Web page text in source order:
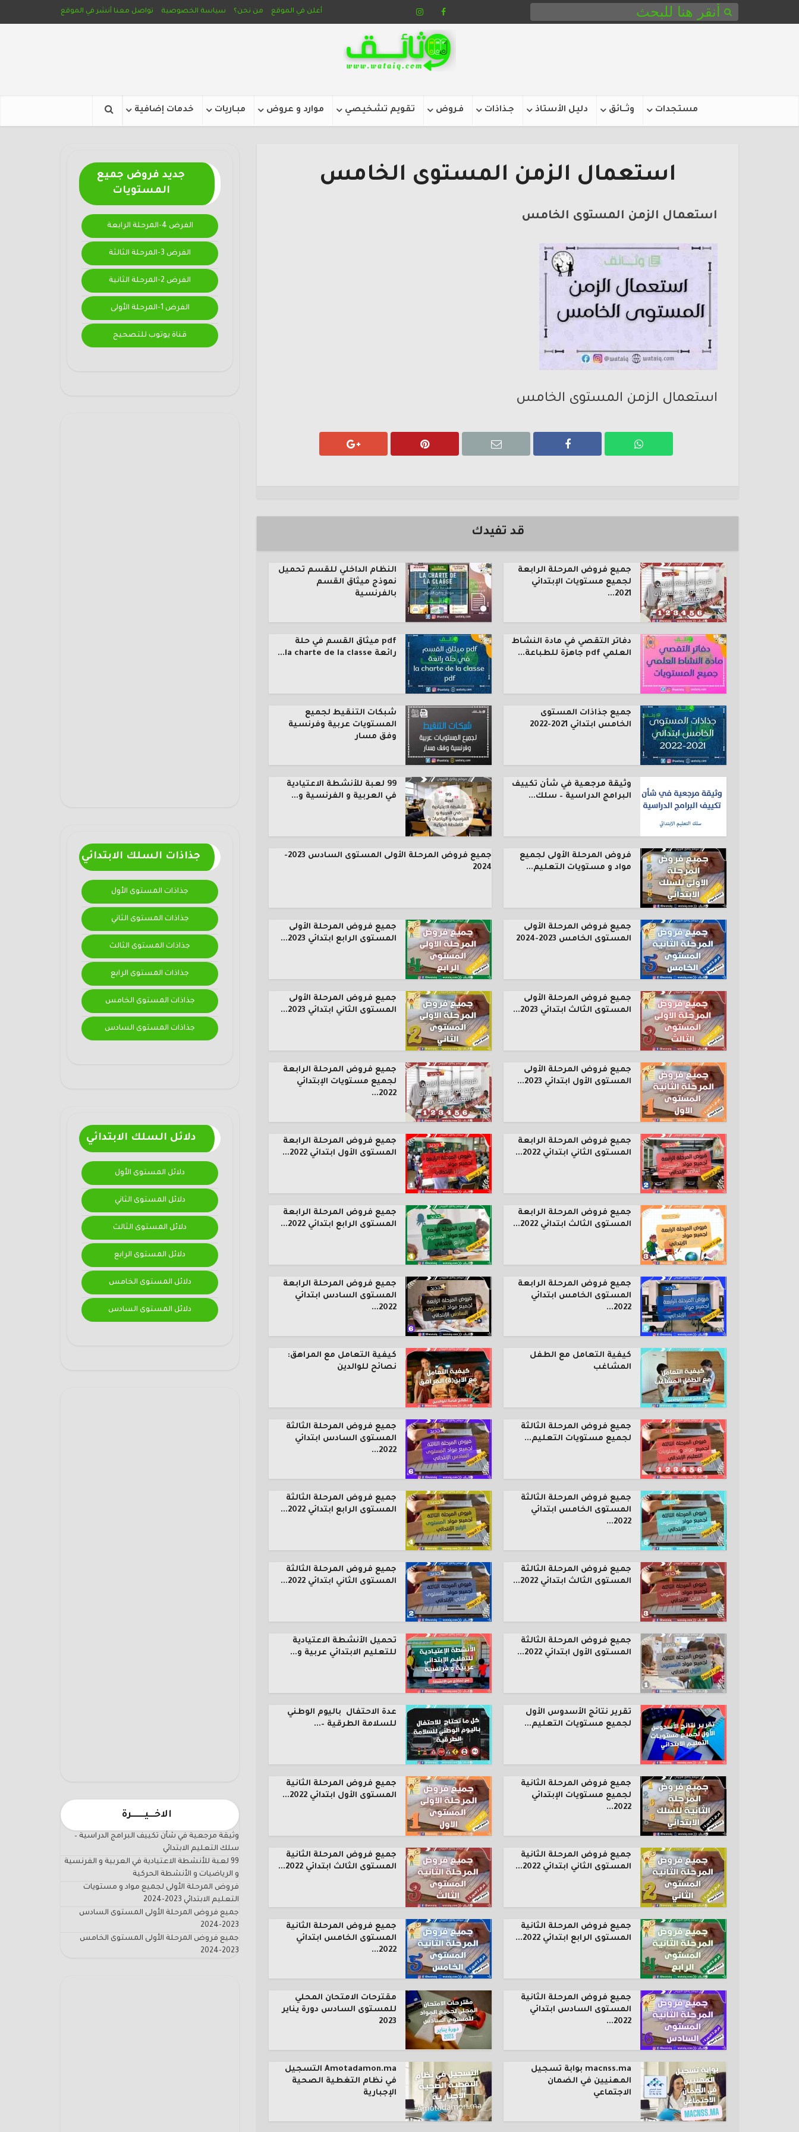
أعلن في الموقع من نحن؟ سياسة الخصوصية تواصل معنا أنشر في الموقع
مستجدات وثـــائق دليل الأستاذ جـذاذات فـروض تقويم تشخيصي موارد و عروض مبـاريات خدمات إضافية
جديد فروض جميع
المستويات
الفرض 4-المرحلة الرابعة
الفرض 3-المرحلة الثالثة
الفرض 2-المرحلة الثانية
الفرض 1-المرحلة الأولى
قناة يوتوب للتصحيح
جذاذات السلك الابتدائي
جذاذات المستوى الأول
جذاذات المستوى الثاني
جذاذات المستوى الثالث
جذاذات المستوى الرابع
جذاذات المستوى الخامس
جذاذات المستوى السادس
دلائل السلك الابتدائي
دلائل المستوى الأول
دلائل المستوى الثاني
دلائل المستوى الثالث
دلائل المستوى الرابع
دلائل المستوى الخامس
دلائل المستوى السادس
الاخـــيـــــــرة
وثيقة مرجعية في شأن تكييف البرامج الدراسية –
سلك التعليم الابتدائي
99 لعبة للأنشطة الاعتيادية في العربية و الفرنسية
و الرياضيات و الأنشطة الحركية
فروض المرحلة الأولى لجميع مواد و مستويات
التعليم الابتدائي 2023-2024
جميع فروض المرحلة الأولى المستوى السادس
2023-2024
جميع فروض المرحلة الأولى المستوى الخامس
2023-2024
استعمال الزمن المستوى الخامس
استعمال الزمن المستوى الخامس
استعمال الزمن المستوى الخامس
قد تفيدك
جميع فروض المرحلة الرابعة
لجميع مستويات الإبتدائي
2021...
النظام الداخلي للقسم تحميل
نموذج ميثاق القسم
بالفرنسية
دفاتر التقصي في مادة النشاط
العلمي pdf جاهزة للطباعة...
pdf ميثاق القسم في حلة
رائعة la charte de la classe...
جميع جذاذات المستوى
الخامس ابتدائي 2021-2022
شبكات التنقيط لجميع
المستويات عربية وفرنسية
وفق مسار
وثيقة مرجعية في شأن تكييف
البرامج الدراسية – سلك...
99 لعبة للأنشطة الاعتيادية
في العربية و الفرنسية و...
فروض المرحلة الأولى لجميع
مواد و مستويات التعليم...
جميع فروض المرحلة الأولى المستوى السادس 2023-
2024
جميع فروض المرحلة الأولى
المستوى الخامس 2023-2024
جميع فروض المرحلة الأولى
المستوى الرابع ابتدائي 2023...
جميع فروض المرحلة الأولى
المستوى الثالث ابتدائي 2023...
جميع فروض المرحلة الأولى
المستوى الثاني ابتدائي 2023...
جميع فروض المرحلة الأولى
المستوى الأول ابتدائي 2023...
جميع فروض المرحلة الرابعة
لجميع مستويات الإبتدائي
2022...
جميع فروض المرحلة الرابعة
المستوى الثاني ابتدائي 2022...
جميع فروض المرحلة الرابعة
المستوى الأول ابتدائي 2022...
جميع فروض المرحلة الرابعة
المستوى الثالث ابتدائي 2022...
جميع فروض المرحلة الرابعة
المستوى الرابع ابتدائي 2022...
جميع فروض المرحلة الرابعة
المستوى الخامس ابتدائي
2022...
جميع فروض المرحلة الرابعة
المستوى السادس ابتدائي
2022...
كيفية التعامل مع الطفل
المشاغب
كيفية التعامل مع المراهق:
نصائح للوالدين
جميع فروض المرحلة الثالثة
لجميع مستويات التعليم...
جميع فروض المرحلة الثالثة
المستوى السادس ابتدائي
2022...
جميع فروض المرحلة الثالثة
المستوى الخامس ابتدائي
2022...
جميع فروض المرحلة الثالثة
المستوى الرابع ابتدائي 2022...
جميع فروض المرحلة الثالثة
المستوى الثالث ابتدائي 2022...
جميع فروض المرحلة الثالثة
المستوى الثاني ابتدائي 2022...
جميع فروض المرحلة الثالثة
المستوى الأول ابتدائي 2022...
تحميل الأنشطة الاعتيادية
للتعليم الابتدائي عربية و...
تقرير نتائج الأسدوس الأول
لجميع مستويات التعليم...
عدة الاحتفال باليوم الوطني
للسلامة الطرقية –...
جميع فروض المرحلة الثانية
لجميع مستويات الإبتدائي
2022...
جميع فروض المرحلة الثانية
المستوى الأول ابتدائي 2022...
جميع فروض المرحلة الثانية
المستوى الثاني ابتدائي 2022...
جميع فروض المرحلة الثانية
المستوى الثالث ابتدائي 2022...
جميع فروض المرحلة الثانية
المستوى الرابع ابتدائي 2022...
جميع فروض المرحلة الثانية
المستوى الخامس ابتدائي
2022...
جميع فروض المرحلة الثانية
المستوى السادس ابتدائي
2022...
مقترحات الامتحان المحلي
للمستوى السادس دورة يناير
2023
macnss.ma بوابة تسجيل
المهنيين في الضمان
الاجتماعي
Amotadamon.ma التسجيل
في نظام التغطية الصحية
الإجبارية